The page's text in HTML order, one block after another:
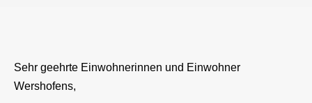
Sehr geehrte Einwohnerinnen und Einwohner
Wershofens,